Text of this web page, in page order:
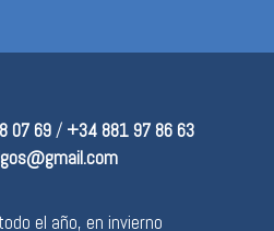
07 69/ +34 881 97 86 63
el año, en invierno